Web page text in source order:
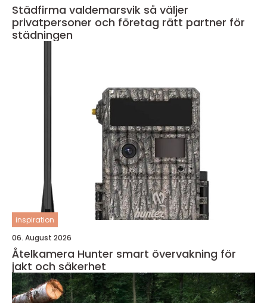
Städfirma valdemarsvik så väljer
privatpersoner och företag rätt partner för
städningen
inspiration
06. August 2026
Åtelkamera Hunter smart övervakning för
jakt och säkerhet